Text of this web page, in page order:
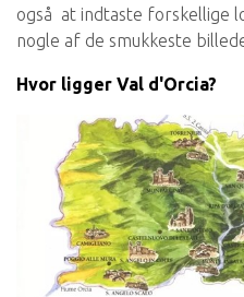
også at indtaste forskellige
nogle af de smukkeste
Hvor ligger Val d'Orcia?